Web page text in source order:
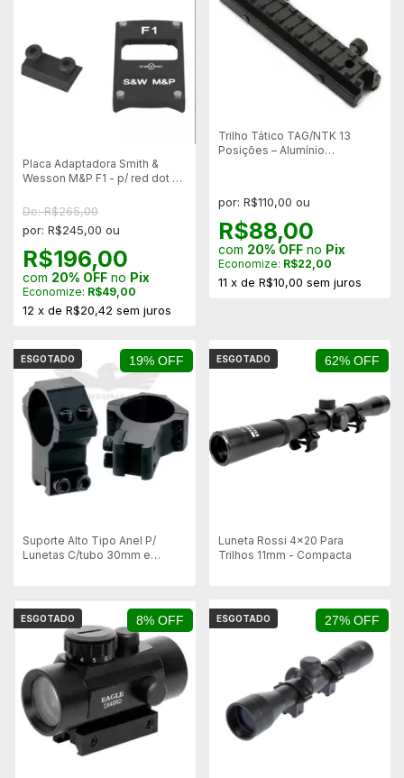
Placa Adaptadora Smith &
Wesson M&P F1 - p/ red dot -
De: R$265,00
por: R$245,00 ou
R$196,00
com 20% OFF no Pix
Economize: R$49,00
12 x de R$20,42 sem juros
Trilho Tático TAG/NTK 13
Posições – Alumínio
por: R$110,00 ou
R$88,00
com 20% OFFno Pix
Economize: R$22,00
11 x de R$10,00 sem juros
19% OFF
ESGOTADO
Suporte Alto Tipo Anel P/
Lunetas C/tubo 30mm e
62% OFF
ESGOTADO
Luneta Rossi 4x20 Para
Trilhos 11mm - Compacta
8% OFF
ESGOTADO 27% OFF
ESGOTADO